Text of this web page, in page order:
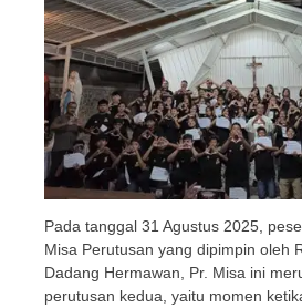
Pada tanggal 31 Agustus 2025,
Misa Perutusan yang dipimpin oleh
Dadang Hermawan, Pr. Misa ini
perutusan kedua, yaitu momen